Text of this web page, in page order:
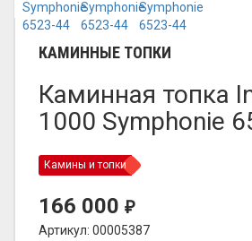
КАМИННЫЕ ТОПКИ
Каминная топка
1000 Symphonie
Камины и топки
166 000 ₽
Артикул: 00005387